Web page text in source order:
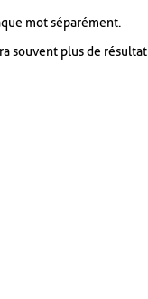
mot séparément.
souvent plus de résultat